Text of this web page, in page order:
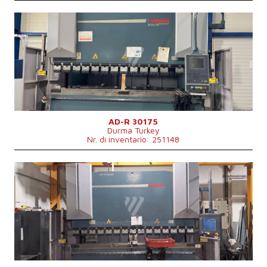
4200 x 1650 x 2775 mm
mm
Anno di fabbricazione:
2013
Sistema di controllo
Sistema di controllo Cybelec
Forza di pressione
175 t
Lunghezza di frenata
3050 mm
Numero di supporti trasversali
4
Movimento di compensazione inferioreSì
Tipo di azionamento della pressa
Hydraulický
Corsa del maglio
265 mm
Dimensioni lungh. x largh. x alt.
4250x2550x2750 mm
11500 kg
AD-R 30175
Durma Turkey
Nr. di inventario: 251148
Anno di fabbricazione:
2012
Sistema di controllo
Sì
Sistema di controllo Durma
Forza di pressione
Lunghezza di frenata
3050 mm
Numero di supporti trasversali
3
Movimento di compensazione inferioreSì
Tipo di azionamento della pressa
Hydraulický
Passaggio tra i montanti
2600 mm